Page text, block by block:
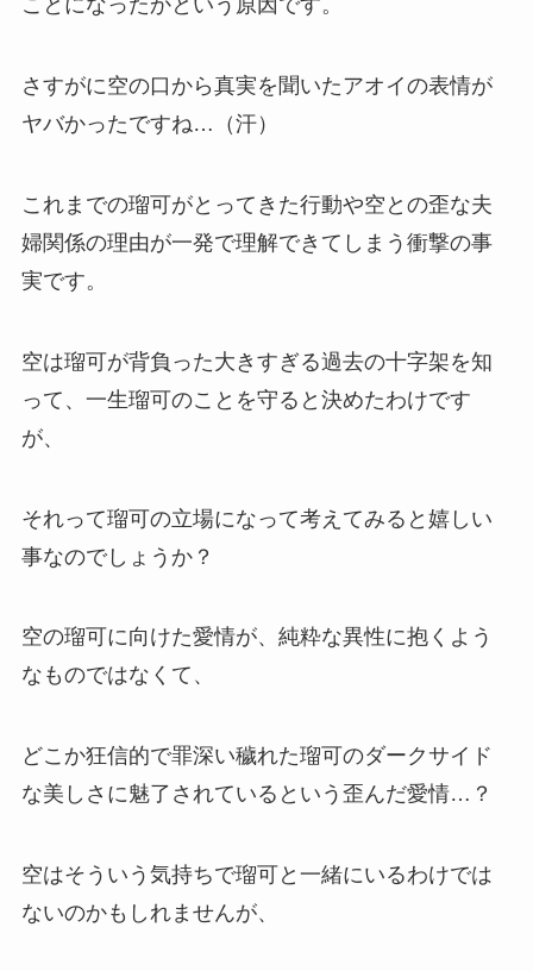
ことになったかという原因です。
さすがに空の口から真実を聞いたアオイの表情が
ヤバかったですね…（汗）
これまでの瑠可がとってきた行動や空との歪な夫
婦関係の理由が一発で理解できてしまう衝撃の事
実です。
空は瑠可が背負った大きすぎる過去の十字架を知
って、一生瑠可のことを守ると決めたわけです
が、
それって瑠可の立場になって考えてみると嬉しい
事なのでしょうか？
空の瑠可に向けた愛情が、純粋な異性に抱くよう
なものではなくて、
どこか狂信的で罪深い穢れた瑠可のダークサイド
な美しさに魅了されているという歪んだ愛情…？
空はそういう気持ちで瑠可と一緒にいるわけでは
ないのかもしれませんが、